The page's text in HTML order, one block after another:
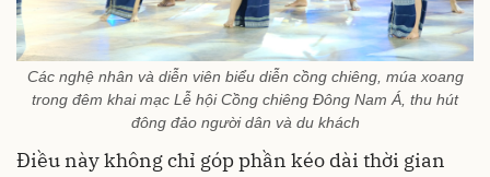
Các nghệ nhân và diễn viên biểu diễn cồng chiêng, múa xoang
trong đêm khai mạc Lễ hội Cồng chiêng Đông Nam Á, thu hút
đông đảo người dân và du khách
Điều này không chỉ góp phần kéo dài thời gian